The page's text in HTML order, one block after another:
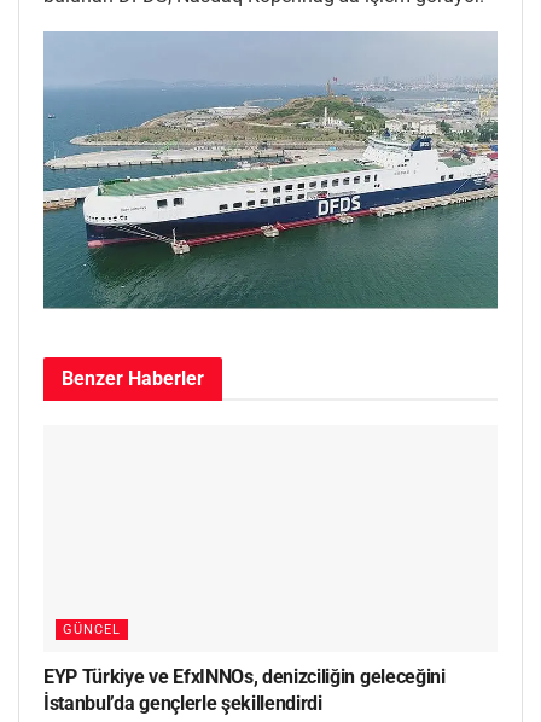
Benzer Haberler
GÜNCEL
EYP Türkiye ve EfxINNOs, denizciliğin geleceğini
İstanbul’da gençlerle şekillendirdi